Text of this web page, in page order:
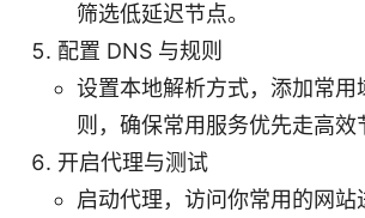
筛选低延迟节点。
配置 DNS 与规则
设置本地解析方式，添加常用
则，确保常用服务优先走高效
开启代理与测试
启动代理，访问你常用的网站